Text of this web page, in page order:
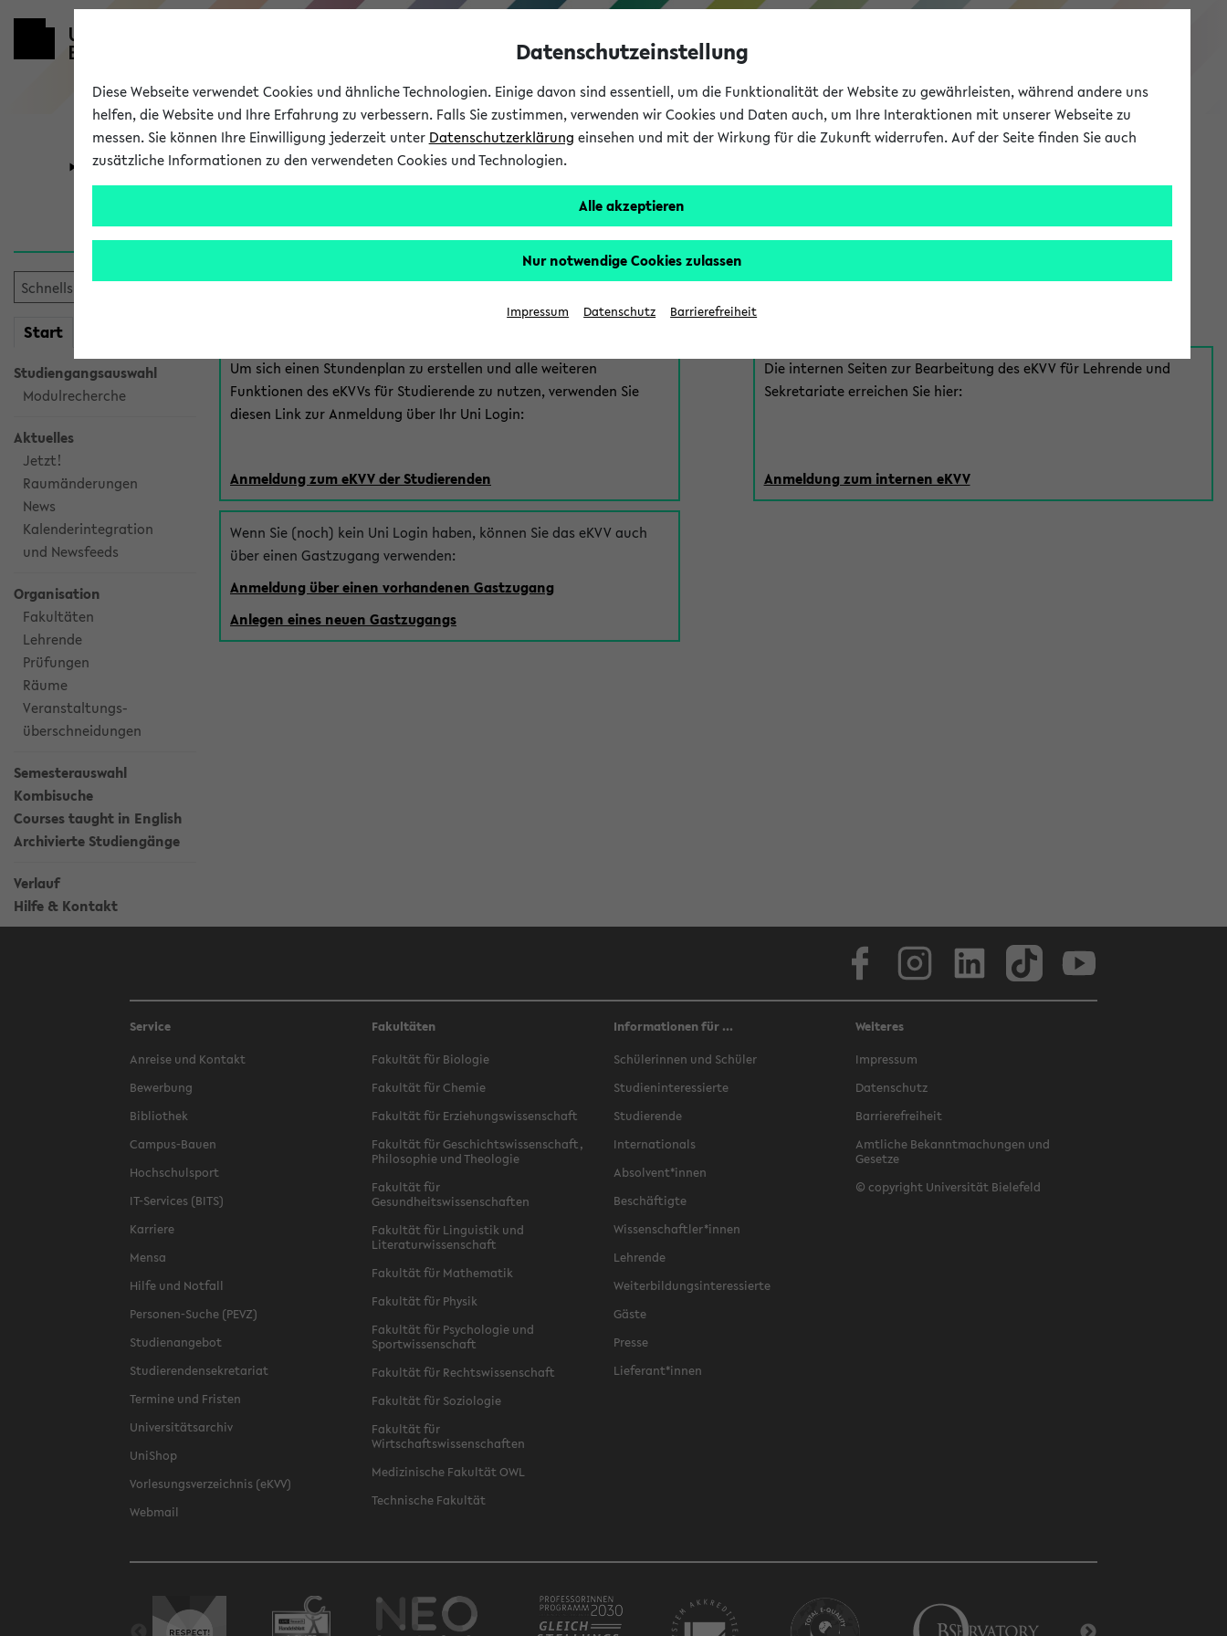
eKVV
Universität Forschung Studium
Start
Studiengangsauswahl
Modulrecherche
Aktuelles
Jetzt!
Raumänderungen
News
Kalenderintegration
und Newsfeeds
Organisation
Fakultäten
Lehrende
Prüfungen
Räume
Veranstaltungs-
überschneidungen
Semesterauswahl
Kombisuche
Courses taught in English
Archivierte Studiengänge
Verlauf
Hilfe & Kontakt
Anmeldung am eKVV
Es gibt mehrere Möglichkeiten zur Anmeldung am eKVV. Bitte wählen Sie die für Sie richtige aus:
Um sich einen Stundenplan zu erstellen und alle weiteren
Funktionen des eKVVs für Studierende zu nutzen, verwenden Sie
diesen Link zur Anmeldung über Ihr Uni Login:
Anmeldung zum eKVV der Studierenden
Wenn Sie (noch) kein Uni Login haben, können Sie das eKVV auch
über einen Gastzugang verwenden:
Anmeldung über einen vorhandenen Gastzugang
Anlegen eines neuen Gastzugangs
eKVV für Mitarbeiter*innen
Die internen Seiten zur Bearbeitung des eKVV für Lehrende und
Sekretariate erreichen Sie hier:
Anmeldung zum internen eKVV
Service
Anreise und Kontakt
Bewerbung
Bibliothek
Campus-Bauen
Hochschulsport
IT-Services (BITS)
Karriere
Mensa
Hilfe und Notfall
Personen-Suche (PEVZ)
Studienangebot
Studierendensekretariat
Termine und Fristen
Universitätsarchiv
UniShop
Vorlesungsverzeichnis (eKVV)
Webmail
Fakultäten
Fakultät für Biologie
Fakultät für Chemie
Fakultät für Erziehungswissenschaft
Fakultät für Geschichtswissenschaft,
Philosophie und Theologie
Fakultät für
Gesundheitswissenschaften
Fakultät für Linguistik und
Literaturwissenschaft
Fakultät für Mathematik
Fakultät für Physik
Fakultät für Psychologie und
Sportwissenschaft
Fakultät für Rechtswissenschaft
Fakultät für Soziologie
Fakultät für
Wirtschaftswissenschaften
Medizinische Fakultät OWL
Technische Fakultät
Informationen für ...
Schülerinnen und Schüler
Studieninteressierte
Studierende
Internationals
Absolvent*innen
Beschäftigte
Wissenschaftler*innen
Lehrende
Weiterbildungsinteressierte
Gäste
Presse
Lieferant*innen
Weiteres
Impressum
Datenschutz
Barrierefreiheit
Amtliche Bekanntmachungen und
Gesetze
© copyright Universität Bielefeld
Datenschutzeinstellung
Diese Webseite verwendet Cookies und ähnliche Technologien. Einige davon sind essentiell, um die Funktionalität der Website zu gewährleisten, während andere uns
helfen, die Website und Ihre Erfahrung zu verbessern. Falls Sie zustimmen, verwenden wir Cookies und Daten auch, um Ihre Interaktionen mit unserer Webseite zu
messen. Sie können Ihre Einwilligung jederzeit unter Datenschutzerklärung einsehen und mit der Wirkung für die Zukunft widerrufen. Auf der Seite finden Sie auch
zusätzliche Informationen zu den verwendeten Cookies und Technologien.
Alle akzeptieren
Nur notwendige Cookies zulassen
Impressum Datenschutz Barrierefreiheit